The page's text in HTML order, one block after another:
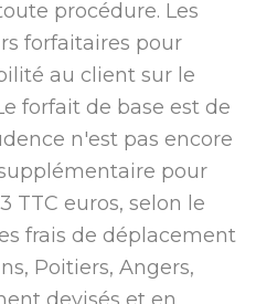
procédure. Les
forfaitaires pour
au client sur le
forfait de base est de
n'est pas encore
pour
TTC euros, selon le
frais de déplacement
Poitiers, Angers,